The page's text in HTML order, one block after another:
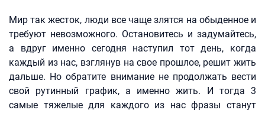
Мир так жесток, люди все чаще злятся на обыденное и
требуют невозможного. Остановитесь и задумайтесь,
а вдруг именно сегодня наступил тот день, когда
каждый из нас, взглянув на свое прошлое, решит жить
дальше. Но обратите внимание не продолжать вести
свой рутинный график, а именно жить. И тогда 3
самые тяжелые для каждого из нас фразы станут